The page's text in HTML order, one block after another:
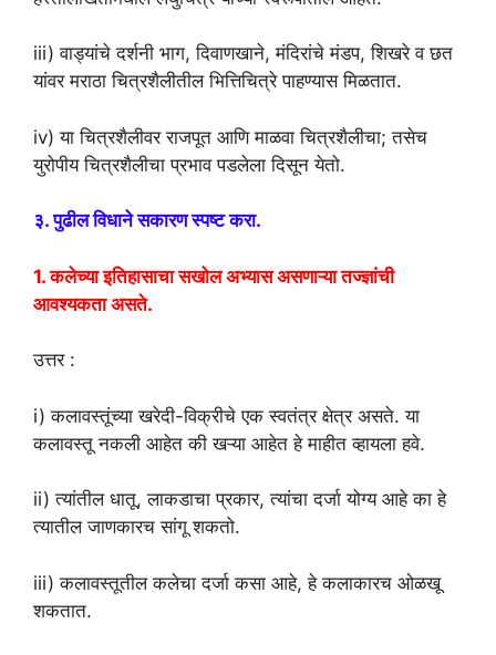
iii) वाड्यांचे दर्शनी भाग, दिवाणखाने, मंदिरांचे मंडप, शिखरे व छत
यांवर मराठा चित्रशैलीतील भित्तिचित्रे पाहण्यास मिळतात.
iv) या चित्रशैलीवर राजपूत आणि माळवा चित्रशैलीचा; तसेच
युरोपीय चित्रशैलीचा प्रभाव पडलेला दिसून येतो.
३. पुढील विधाने सकारण स्पष्ट करा.
1. कलेच्या इतिहासाचा सखोल अभ्यास असणाऱ्या तज्ज्ञांची
आवश्यकता असते.
उत्तर :
i) कलावस्तूंच्या खरेदी-विक्रीचे एक स्वतंत्र क्षेत्र असते. या
कलावस्तू नकली आहेत की खऱ्या आहेत हे माहीत व्हायला हवे.
ii) त्यांतील धातू, लाकडाचा प्रकार, त्यांचा दर्जा योग्य आहे का हे
त्यातील जाणकारच सांगू शकतो.
iii) कलावस्तूतील कलेचा दर्जा कसा आहे, हे कलाकारच ओळखू
शकतात.